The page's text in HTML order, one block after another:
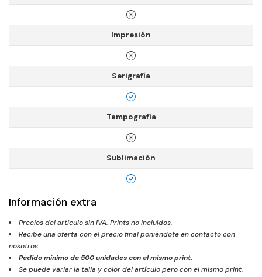
Impresión
Serigrafía
Tampografía
Sublimación
Información extra
Precios del artículo sin IVA. Prints no incluídos.
Recibe una oferta con el precio final poniéndote en contacto con
nosotros.
Pedido mínimo de500unidades con el mismo print.
Se puede variar la talla y color del artículo pero con el mismo print.